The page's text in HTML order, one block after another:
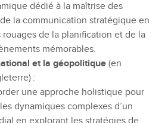
dédié à la maîtrise des
la communication stratégique en
de la planification et de la
mémorables.
et la géopolitique(en
:
une approche holistique pour
dynamiques complexes d’un